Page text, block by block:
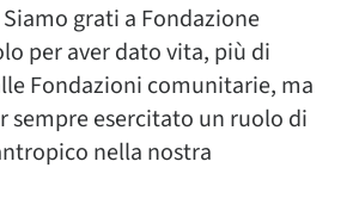
Siamo grati a Fondazione
per aver dato vita, più di
Fondazioni comunitarie, ma
sempre esercitato un ruolo di
nella nostra